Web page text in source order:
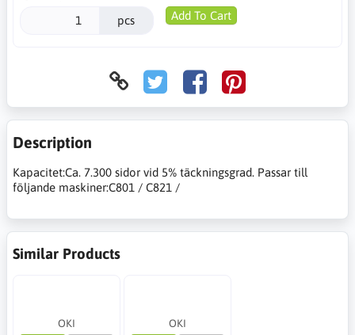
pcs Add To Cart
Description
Kapacitet:Ca. 7.300 sidor vid 5% täckningsgrad. Passar till
följande maskiner:C801 / C821 /
Similar Products
OKI OKI